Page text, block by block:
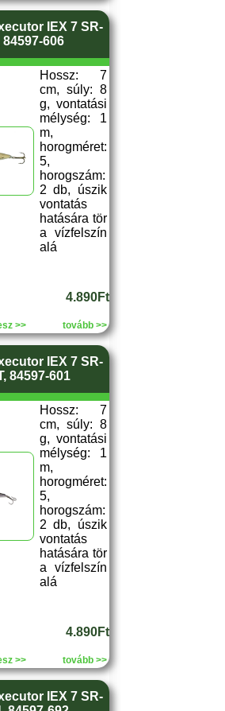
IEX 7 SR-
84597-606
Hossz: 7
cm, súly: 8
g, vontatási
mélység: 1
m,
horogméret:
5,
horogszám:
2 db, úszik
vontatás
hatására tör
a vízfelszín
alá
4.890Ft
>> tovább >>
IEX 7 SR-
84597-601
Hossz: 7
cm, súly: 8
g, vontatási
mélység: 1
m,
horogméret:
5,
horogszám:
2 db, úszik
vontatás
hatására tör
a vízfelszín
alá
4.890Ft
>> tovább >>
IEX 7 SR-